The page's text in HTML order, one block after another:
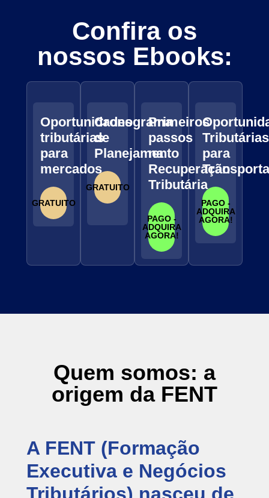
Confira os
nossos Ebooks:
Oportunidades
tributárias
para
mercados
GRATUITO
Cronograma
de
Planejamento
GRATUITO
Primeiros
passos
na
Recuperação
Tributária
PAGO -
ADQUIRA
AGORA!
Tributárias
para
PAGO -
ADQUIRA
AGORA!
Quem somos: a
origem da FENT
A FENT (Formação
Executiva e Negócios